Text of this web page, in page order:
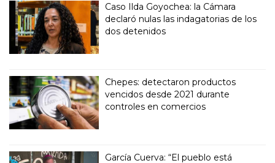
Caso Ilda Goyochea: la Cámara
declaró nulas las indagatorias de los
dos detenidos
Chepes: detectaron productos
vencidos desde 2021 durante
controles en comercios
García Cuerva: “El pueblo está